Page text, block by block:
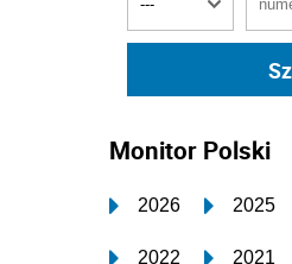
Monitor Polski
2026 2025
2022 2021